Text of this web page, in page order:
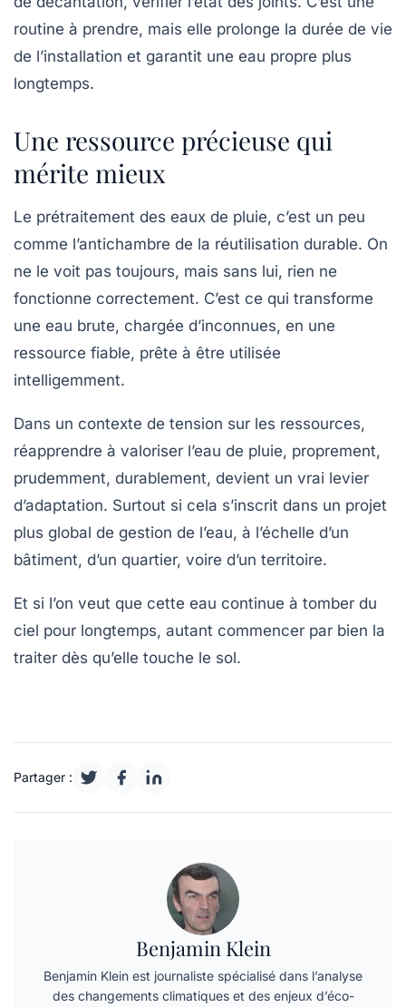
routine à prendre, mais elle prolonge la durée de vie
de l’installation et garantit une eau propre plus
longtemps.
Une ressource précieuse qui
mérite mieux
Le prétraitement des eaux de pluie, c’est un peu
comme l’antichambre de la réutilisation durable. On
ne le voit pas toujours, mais sans lui, rien ne
fonctionne correctement. C’est ce qui transforme
une eau brute, chargée d’inconnues, en une
ressource fiable, prête à être utilisée
intelligemment.
Dans un contexte de tension sur les ressources,
réapprendre à valoriser l’eau de pluie, proprement,
prudemment, durablement, devient un vrai levier
d’adaptation. Surtout si cela s’inscrit dans un projet
plus global de gestion de l’eau, à l’échelle d’un
bâtiment, d’un quartier, voire d’un territoire.
Et si l’on veut que cette eau continue à tomber du
ciel pour longtemps, autant commencer par bien la
traiter dès qu’elle touche le sol.
Partager :
Benjamin Klein
Benjamin Klein est journaliste spécialisé dans l’analyse
des changements climatiques et des enjeux d’éco-